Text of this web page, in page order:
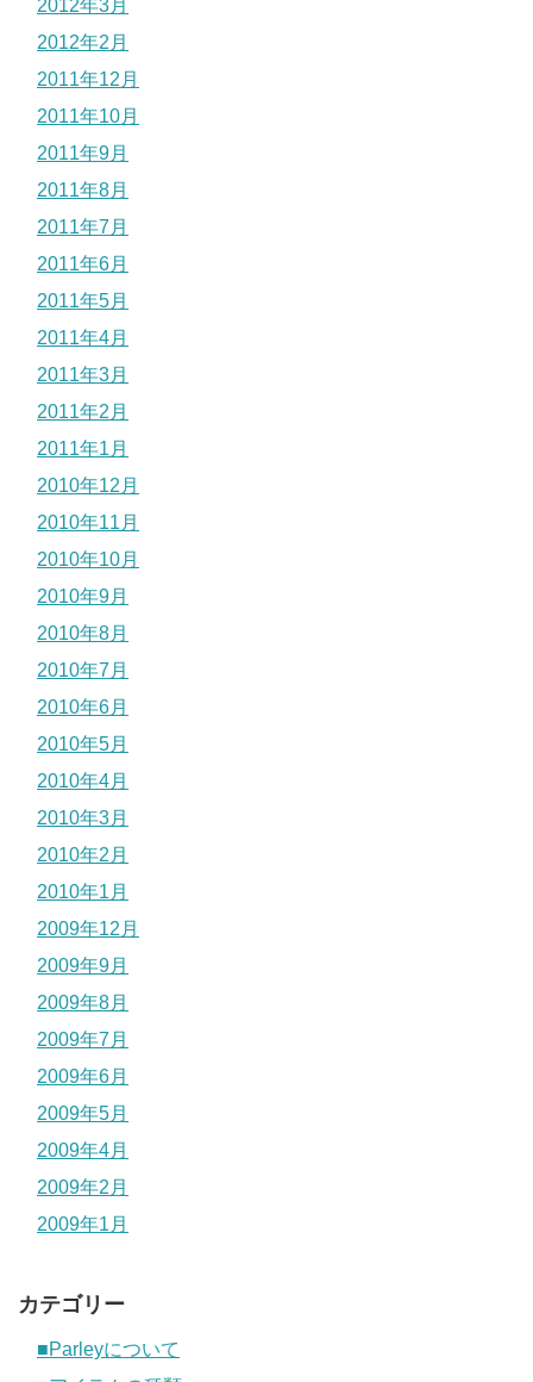
2012年3月
2012年2月
2011年12月
2011年10月
2011年9月
2011年8月
2011年7月
2011年6月
2011年5月
2011年4月
2011年3月
2011年2月
2011年1月
2010年12月
2010年11月
2010年10月
2010年9月
2010年8月
2010年7月
2010年6月
2010年5月
2010年4月
2010年3月
2010年2月
2010年1月
2009年12月
2009年9月
2009年8月
2009年7月
2009年6月
2009年5月
2009年4月
2009年2月
2009年1月
カテゴリー
■Parleyについて